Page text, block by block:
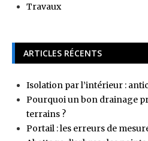
Travaux
ARTICLES RÉCENTS
Isolation par l’intérieur :
Pourquoi un bon drainage
terrains ?
Portail : les erreurs de